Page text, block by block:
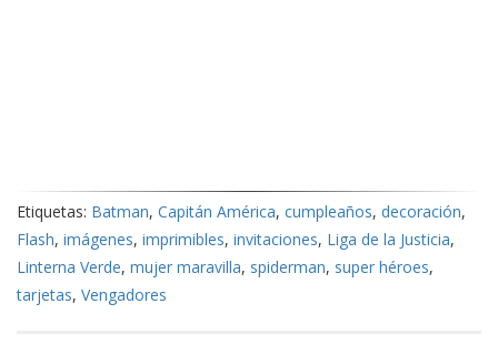
Etiquetas: Batman, Capitán América, cumpleaños, decoración,
Flash, imágenes, imprimibles, invitaciones, Liga de la Justicia,
Linterna Verde, mujer maravilla, spiderman, super héroes,
tarjetas, Vengadores